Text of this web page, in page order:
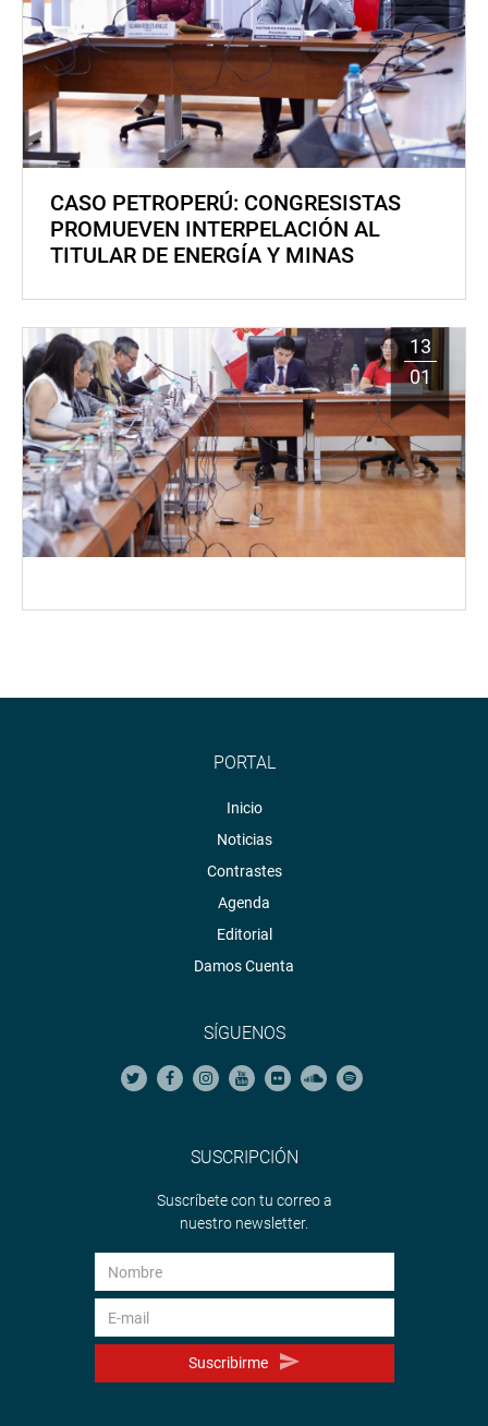
CASO PETROPERÚ: CONGRESISTAS
PROMUEVEN INTERPELACIÓN AL
TITULAR DE ENERGÍA Y MINAS
13
01
PORTAL
Inicio
Noticias
Contrastes
Agenda
Editorial
Damos Cuenta
SÍGUENOS
SUSCRIPCIÓN
Suscríbete con tu correo a
nuestro newsletter.
Suscribirme